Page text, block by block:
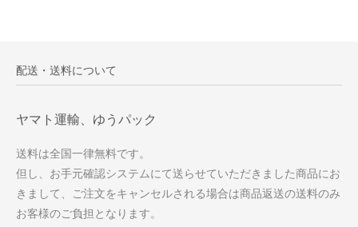
配送・送料について
ヤマト運輸、ゆうパック
送料は全国一律無料です。
但し、お手元確認システムにて送らせていただきました商品にお
きまして、ご注文をキャンセルされる場合は商品返送の送料のみ
お客様のご負担となります。